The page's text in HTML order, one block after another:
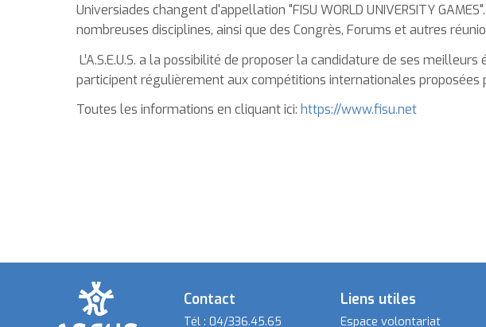
Universiades changent d'appellation "FISU WORLD UNIVERSITY
nombreuses disciplines, ainsi que des Congrès, Forums et autres
L’A.S.E.U.S. a la possibilité de proposer la candidature de ses
participent régulièrement aux compétitions internationales proposées
Toutes les informations en cliquant ici: https://www.fisu.net
Contact
Tél : 04/336.45.65
Liens utiles
Espace volontariat